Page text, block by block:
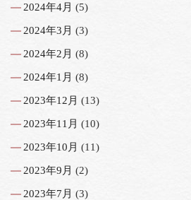
2024年4月 (5)
2024年3月 (3)
2024年2月 (8)
2024年1月 (8)
2023年12月 (13)
2023年11月 (10)
2023年10月 (11)
2023年9月 (2)
2023年7月 (3)